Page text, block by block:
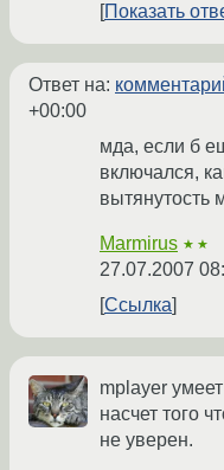
Показать
Ответ на:
+00:00
мда, если б
включался,
вытянутость
Marmirus ★★
27.07.2007
Ссылка
mplayer
насчет того
не уверен.